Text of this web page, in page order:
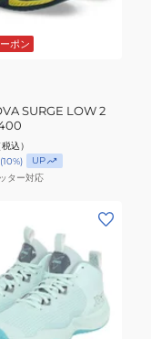
ポン
SURGE LOW 2
税込）
(10%)
UP
ター対応